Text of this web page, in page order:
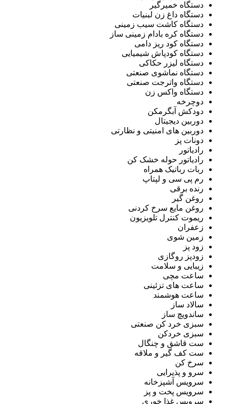
دستگاه خمیرگیر
دستگاه داغ زن لبنیات
دستگاه کاشت سیب زمینی
دستگاه کره بادام زمینی ساز
دستگاه کود ریز دامی
دستگاه کودپاش شیمیایی
دستگاه لیزر حکاکی
دستگاه نماشوی صنعتی
دستگاه واترجت صنعتی
دستگاه واکس زن
دوچرخه
دودکش آبگرمکن
دوربین دیجیتال
دوربین های امنیتی و نظارتی
دونات پز
رادیاتور
رادیاتور حوله خشک کن
ربات رباتیک همراه
رم پی سی و لپتاپ
رنده برقی
روغن گیر
روغن مایع سرخ کردنی
ریموت کنترل تلویزیون
زعفران
زمین شوی
زود پز
زودپز روگازی
زیبایی و سلامت
ساعت مچی
ساعت های تزئینی
ساعت هوشمند
سالاد ساز
ساندویچ ساز
سبزی خرد کن صنعتی
سبزی خردکن
ست قاشق و چنگال
ست کف گیر و ملاقه
سرخ کن
سرو و پذیرایی
سرویس آشپزخانه
سرویس پخت و پز
سرویس غذا خوری